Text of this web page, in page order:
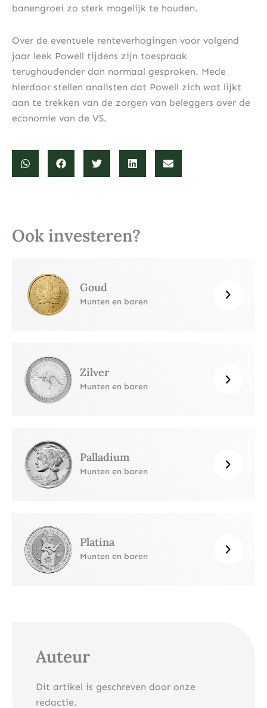
banengroei zo sterk mogelijk te houden.
Over de eventuele renteverhogingen voor volgend
jaar leek Powell tijdens zijn toespraak
terughoudender dan normaal gesproken. Mede
hierdoor stellen analisten dat Powell zich wat lijkt
aan te trekken van de zorgen van beleggers over de
economie van de VS.
Ook investeren?
Goud
Munten en baren
Zilver
Munten en baren
Palladium
Munten en baren
Platina
Munten en baren
Auteur
Dit artikel is geschreven door onze
redactie.